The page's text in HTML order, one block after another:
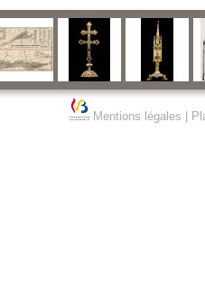
Mentions légales